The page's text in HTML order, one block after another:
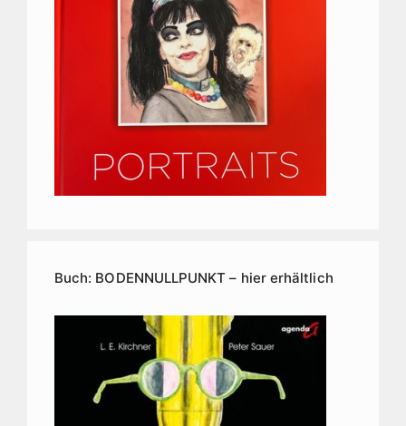
Buch: BODENNULLPUNKT – hier erhältlich